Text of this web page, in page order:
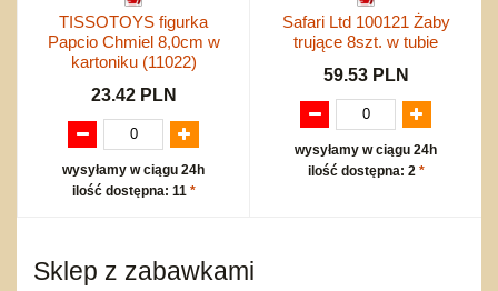
TISSOTOYS figurka
Papcio Chmiel 8,0cm w
kartoniku (11022)
23.42 PLN
wysyłamy w ciągu 24h
ilość dostępna: 11 *
Safari Ltd 100121 Żaby
trujące 8szt. w tubie
59.53 PLN
wysyłamy w ciągu 24h
ilość dostępna: 2 *
Sklep z zabawkami